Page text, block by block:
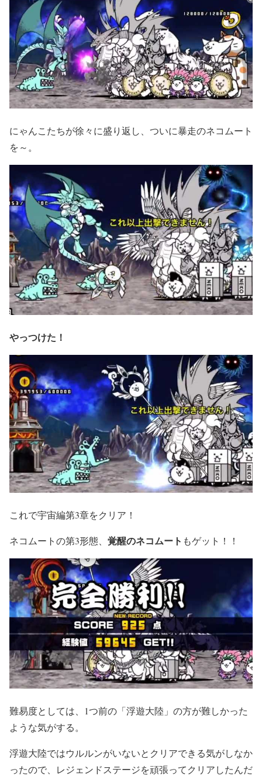
にゃんこたちが徐々に盛り返し、ついに暴走のネコムート
を～。
やっつけた！
これで宇宙編第3章をクリア！
ネコムートの第3形態、 覚醒のネコムート もゲット！！
難易度としては、1つ前の「浮遊大陸」の方が難しかった
ような気がする。
浮遊大陸ではウルルンがいないとクリアできる気がしなか
ったので、レジェンドステージを頑張ってクリアしたんだ